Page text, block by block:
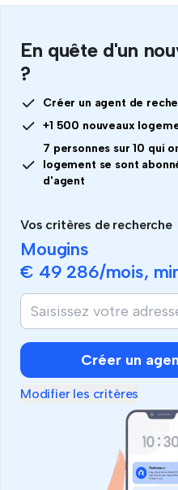
En quête d'un
?
Créer un agent de
+1 500 nouveaux
7 personnes sur 10 qui
logement se sont
d'agent
Vos critères de recherche
Mougins
€ 49 286/mois,
Créer un
Modifier les critères